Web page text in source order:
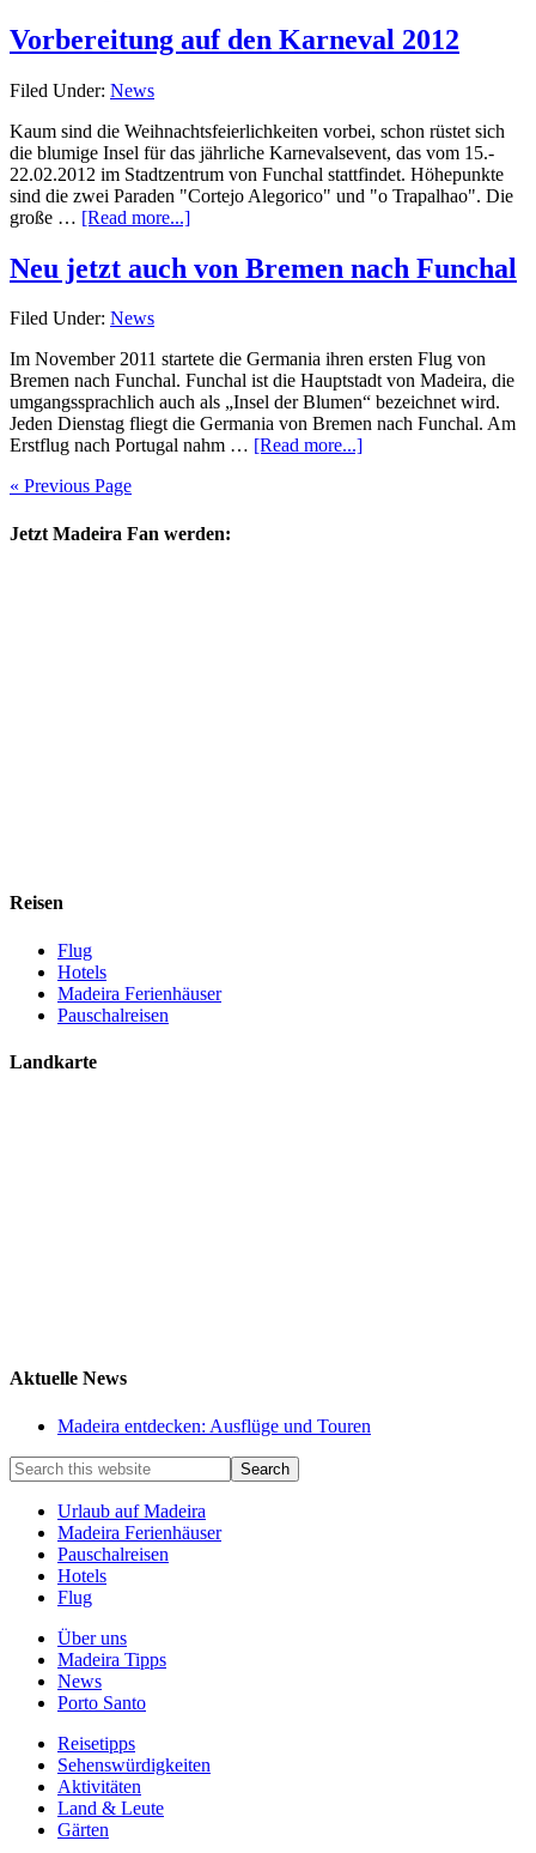
Vorbereitung auf den Karneval 2012
Filed Under: News
Kaum sind die Weihnachtsfeierlichkeiten vorbei, schon rüstet sich
die blumige Insel für das jährliche Karnevalsevent, das vom 15.-
22.02.2012 im Stadtzentrum von Funchal stattfindet. Höhepunkte
sind die zwei Paraden "Cortejo Alegorico" und "o Trapalhao". Die
große … [Read more...]
Neu jetzt auch von Bremen nach Funchal
Filed Under: News
Im November 2011 startete die Germania ihren ersten Flug von
Bremen nach Funchal. Funchal ist die Hauptstadt von Madeira, die
umgangssprachlich auch als „Insel der Blumen“ bezeichnet wird.
Jeden Dienstag fliegt die Germania von Bremen nach Funchal. Am
Erstflug nach Portugal nahm … [Read more...]
« Previous Page
Jetzt Madeira Fan werden:
Reisen
Flug
Hotels
Madeira Ferienhäuser
Pauschalreisen
Landkarte
Aktuelle News
Madeira entdecken: Ausflüge und Touren
Urlaub auf Madeira
Madeira Ferienhäuser
Pauschalreisen
Hotels
Flug
Über uns
Madeira Tipps
News
Porto Santo
Reisetipps
Sehenswürdigkeiten
Aktivitäten
Land & Leute
Gärten